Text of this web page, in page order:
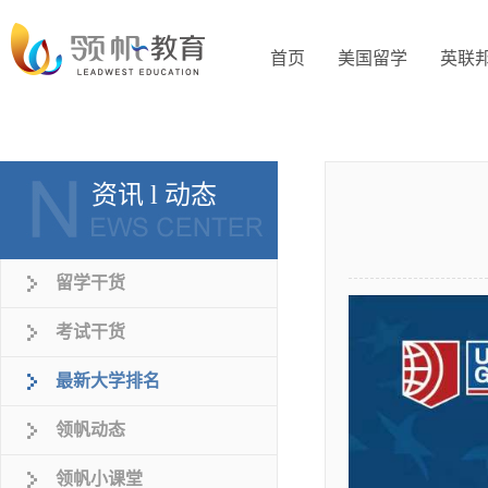
首页 美国留学 英联
资讯 l 动态
留学干货
考试干货
最新大学排名
领帆动态
领帆小课堂